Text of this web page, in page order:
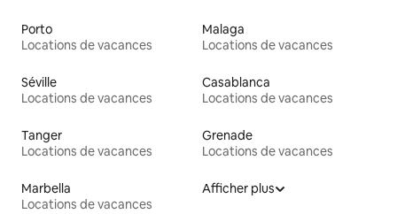
Porto
Locations de vacances
Malaga
Locations de vacances
Séville
Locations de vacances
Casablanca
Locations de vacances
Tanger
Locations de vacances
Grenade
Locations de vacances
Marbella
Locations de vacances
Afficher plus